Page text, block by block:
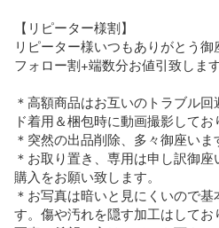
【リピーター様割】
リピーター様いつもありがとう御
フォロー割+端数分お値引致しま
＊高額商品はお互いのトラブル
ド着用＆梱包時に動画撮影してお
＊突然の出品削除、多々御座い
＊お取り置き、専用は申し訳御
購入をお願い致します。
＊お写真は暗いと見にくいので
す。傷や汚れを隠す加工はして